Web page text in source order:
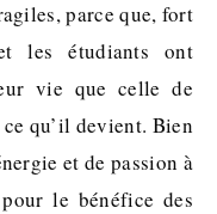
parce que, fort
les étudiants ont
vie que celle de
qu’il devient. Bien
et de passion à
le bénéfice des